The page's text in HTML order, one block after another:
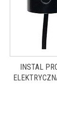
INSTAL